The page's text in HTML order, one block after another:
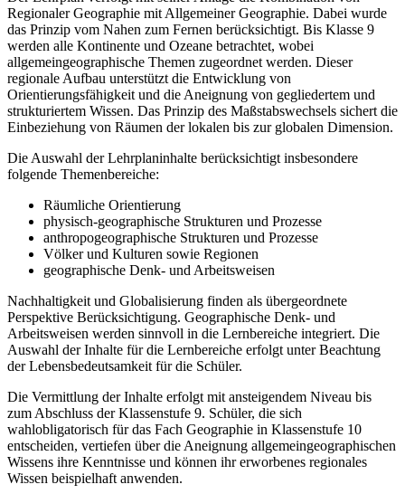
Regionaler Geographie mit Allgemeiner Geographie. Dabei wurde
das Prinzip vom Nahen zum Fernen berücksichtigt. Bis Klasse 9
werden alle Kontinente und Ozeane betrachtet, wobei
allgemeingeographische Themen zugeordnet werden. Dieser
regionale Aufbau unterstützt die Entwicklung von
Orientierungsfähigkeit und die Aneignung von gegliedertem und
strukturiertem Wissen. Das Prinzip des Maßstabswechsels sichert die
Einbeziehung von Räumen der lokalen bis zur globalen Dimension.
Die Auswahl der Lehrplaninhalte berücksichtigt insbesondere
folgende Themenbereiche:
Räumliche Orientierung
physisch-geographische Strukturen und Prozesse
anthropogeographische Strukturen und Prozesse
Völker und Kulturen sowie Regionen
geographische Denk- und Arbeitsweisen
Nachhaltigkeit und Globalisierung finden als übergeordnete
Perspektive Berücksichtigung. Geographische Denk- und
Arbeitsweisen werden sinnvoll in die Lernbereiche integriert. Die
Auswahl der Inhalte für die Lernbereiche erfolgt unter Beachtung
der Lebensbedeutsamkeit für die Schüler.
Die Vermittlung der Inhalte erfolgt mit ansteigendem Niveau bis
zum Abschluss der Klassenstufe 9. Schüler, die sich
wahlobligatorisch für das Fach Geographie in Klassenstufe 10
entscheiden, vertiefen über die Aneignung allgemeingeographischen
Wissens ihre Kenntnisse und können ihr erworbenes regionales
Wissen beispielhaft anwenden.